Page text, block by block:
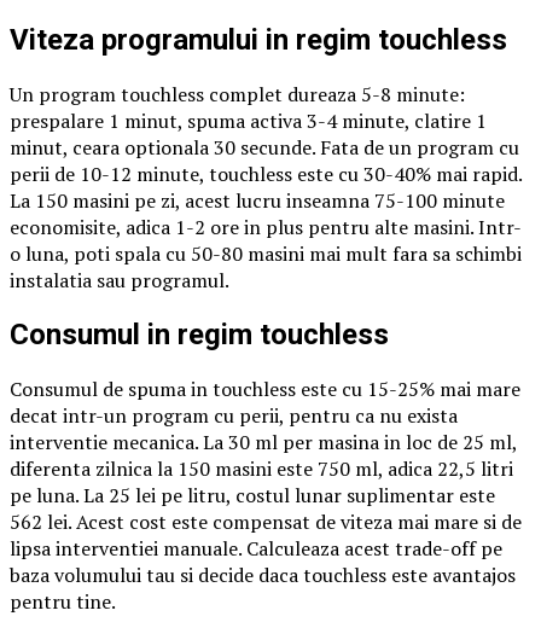
Viteza programului in regim touchless
Un program touchless complet dureaza 5-8 minute:
prespalare 1 minut, spuma activa 3-4 minute, clatire 1
minut, ceara optionala 30 secunde. Fata de un program cu
perii de 10-12 minute, touchless este cu 30-40% mai rapid.
La 150 masini pe zi, acest lucru inseamna 75-100 minute
economisite, adica 1-2 ore in plus pentru alte masini. Intr-
o luna, poti spala cu 50-80 masini mai mult fara sa schimbi
instalatia sau programul.
Consumul in regim touchless
Consumul de spuma in touchless este cu 15-25% mai mare
decat intr-un program cu perii, pentru ca nu exista
interventie mecanica. La 30 ml per masina in loc de 25 ml,
diferenta zilnica la 150 masini este 750 ml, adica 22,5 litri
pe luna. La 25 lei pe litru, costul lunar suplimentar este
562 lei. Acest cost este compensat de viteza mai mare si de
lipsa interventiei manuale. Calculeaza acest trade-off pe
baza volumului tau si decide daca touchless este avantajos
pentru tine.